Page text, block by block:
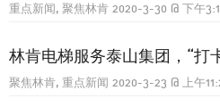
重点新闻 聚焦林肯 2020-3-30 @ 下午
林肯电梯服务泰山集团，“打
聚焦林肯 重点新闻 2020-3-23 @ 上午